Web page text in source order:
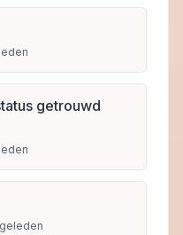
getrouwd